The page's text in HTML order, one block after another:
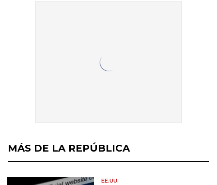
MÁS DE LA REPÚBLICA
EE.UU.